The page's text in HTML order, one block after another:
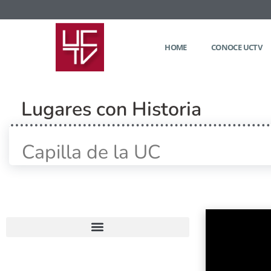
HOME CONOCE UCTV
Lugares con Historia
Capilla de la UC